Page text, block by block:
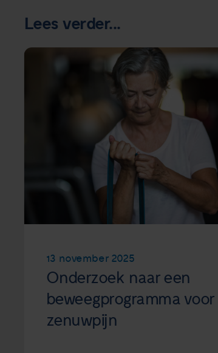
Lees verder...
13 november 2025
Onderzoek naar een
beweegprogramma voor
zenuwpijn